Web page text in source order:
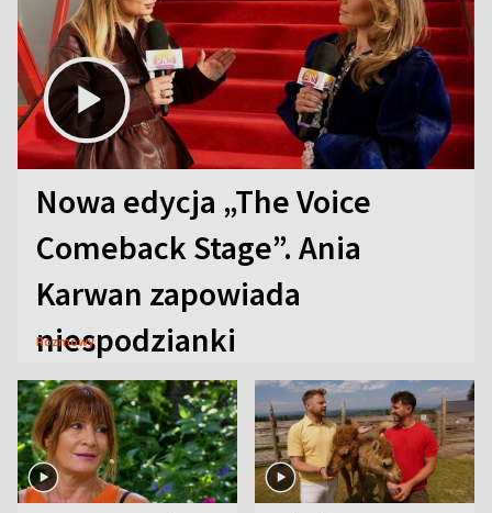
Nowa edycja „The Voice
Comeback Stage”. Ania
Karwan zapowiada
niespodzianki
Rozmowy